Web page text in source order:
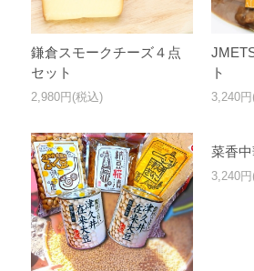
鎌倉スモークチーズ４点
セット
2,980円(税込)
ト
3,240
菜香
3,240